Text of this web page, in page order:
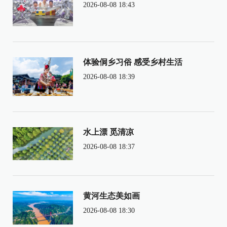
2026-08-08 18:43
体验侗乡习俗 感受乡村生活
2026-08-08 18:39
水上漂 觅清凉
2026-08-08 18:37
黄河生态美如画
2026-08-08 18:30